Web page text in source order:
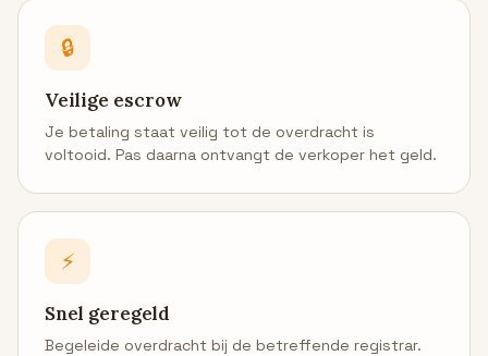
🔒
Veilige escrow
Je betaling staat veilig tot de overdracht is
voltooid. Pas daarna ontvangt de verkoper het geld.
⚡
Snel geregeld
Begeleide overdracht bij de betreffende registrar.